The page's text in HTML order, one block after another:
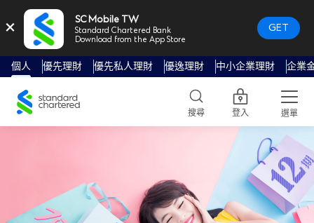
× SC Mobile TW
Standard Chartered Bank
Download from the App Store
GET
個人 優先理財 優先私人理財 優逸理財 中小企業理財 企業
Standard
Chartered
Logo,
搜尋 登入 選單